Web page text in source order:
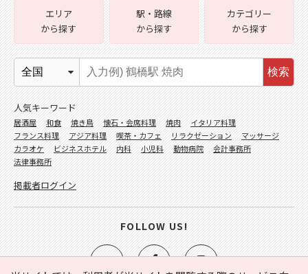
エリア
から探す
駅・路線
から探す
カテゴリー
から探す
検索
人気キーワード
居酒屋 和食 焼き鳥 懐石・会席料理 焼肉
イタリア料理
フランス料理
アジア料理 喫茶・カフェ リラクゼーション
マッサージ
カラオケ
ビジネスホテル 内科 小児科 動物病院
会計事務所
法律事務所
掲載者ログイン
FOLLOW US!